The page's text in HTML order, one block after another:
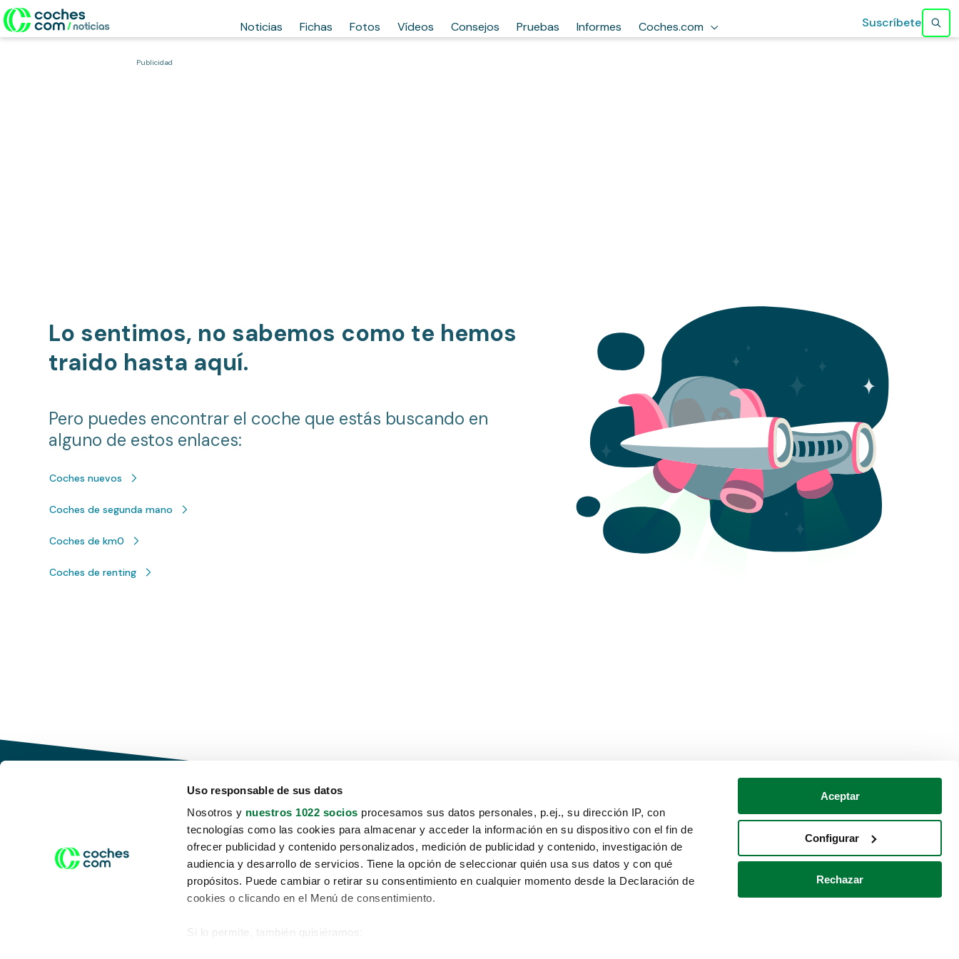
Uso responsable de sus datos
Nosotros y nuestros 1022 socios procesamos sus datos personales, p.ej., su dirección IP, con
tecnologías como las cookies para almacenar y acceder la información en su dispositivo con el fin de
ofrecer publicidad y contenido personalizados, medición de publicidad y contenido, investigación de
audiencia y desarrollo de servicios. Tiene la opción de seleccionar quién usa sus datos y con qué
propósitos. Puede cambiar o retirar su consentimiento en cualquier momento desde la Declaración de
cookies o clicando en el Menú de consentimiento.
Si lo permite, también quisiéramos:
Aceptar
Configurar
Rechazar
Noticias Fichas Fotos Vídeos Consejos Pruebas Informes Coches.com Suscríbete
Publicidad
Lo sentimos, no sabemos como te hemos
traido hasta aquí.
Pero puedes encontrar el coche que estás buscando en
alguno de estos enlaces:
Coches nuevos
Coches de segunda mano
Coches de km0
Coches de renting
Conduce tu futuro,
desata tu movilidad